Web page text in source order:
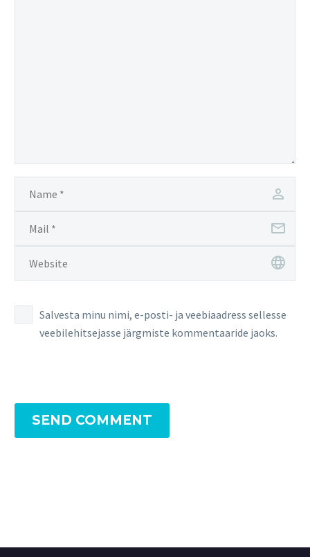
Salvesta minu nimi, e-posti- ja veebiaadress sellesse
veebilehitsejasse järgmiste kommentaaride jaoks.
SEND COMMENT